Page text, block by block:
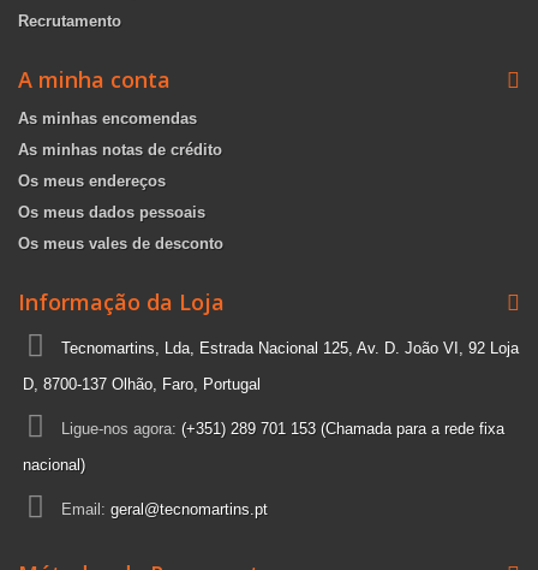
Recrutamento
A minha conta
As minhas encomendas
As minhas notas de crédito
Os meus endereços
Os meus dados pessoais
Os meus vales de desconto
Informação da Loja
Tecnomartins, Lda, Estrada Nacional 125, Av. D. João VI, 92 Loja
D, 8700-137 Olhão, Faro, Portugal
Ligue-nos agora: (+351) 289 701 153 (Chamada para a rede fixa
nacional)
Email: geral@tecnomartins.pt